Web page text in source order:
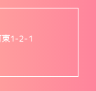
東1-2-1